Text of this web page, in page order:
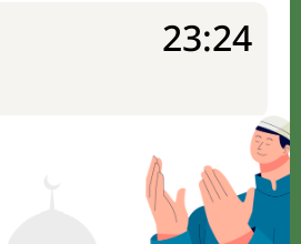
23:24